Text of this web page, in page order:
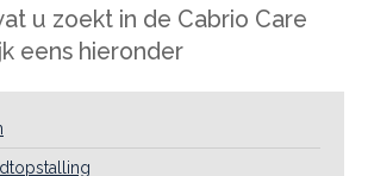
u zoekt in de Cabrio Care
eens hieronder